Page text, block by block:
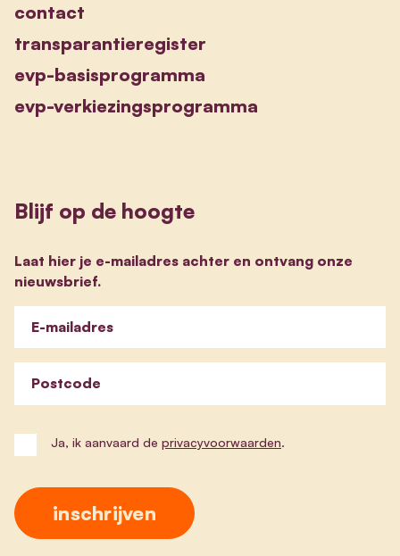
contact
transparantieregister
evp-basisprogramma
evp-verkiezingsprogramma
Blijf op de hoogte
Laat hier je e-mailadres achter en ontvang onze
nieuwsbrief.
E-mailadres
Postcode
Ja, ik aanvaard de privacyvoorwaarden.